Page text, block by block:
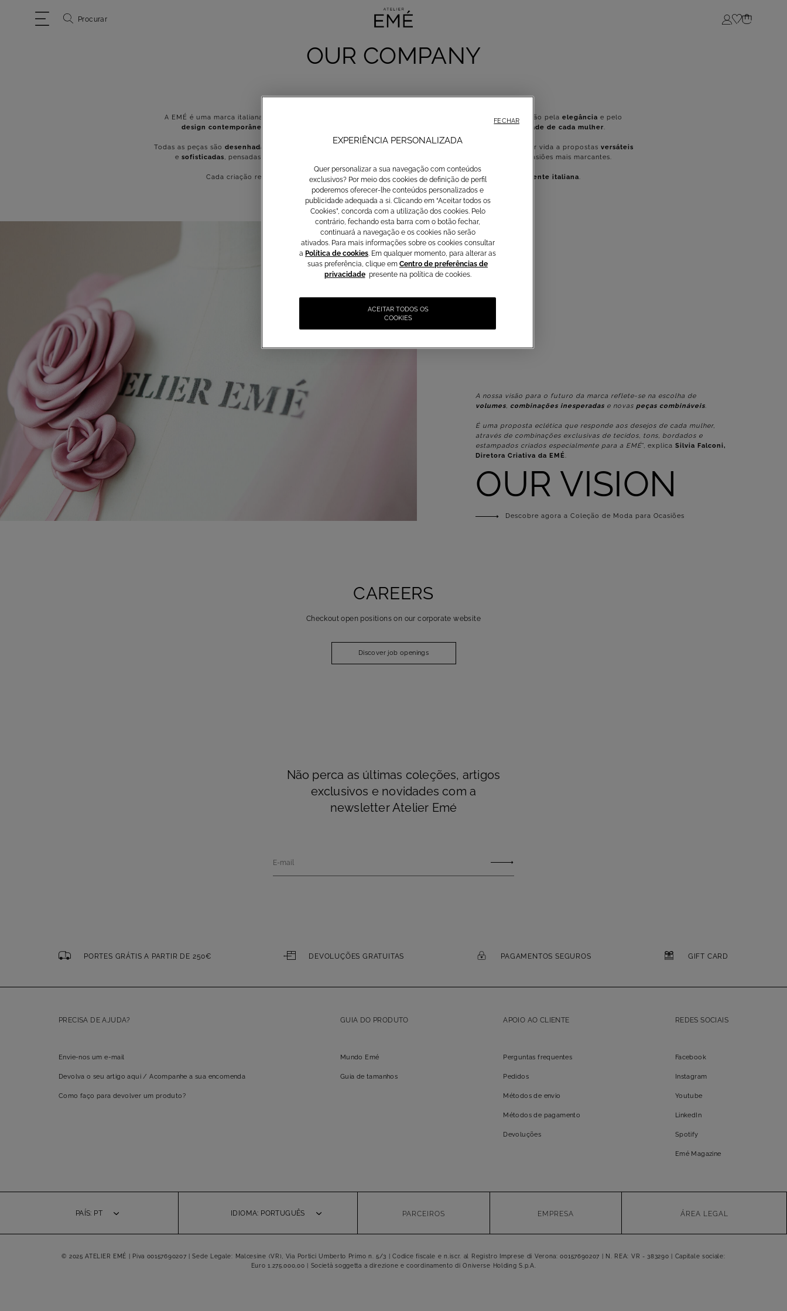
Procurar Login
OUR COMPANY
A EMÉ é uma marca italiana especializada em . Nascida da paixão pela elegância e pelo
design contemporâneo
unicidade de cada mulher.
Todas as peças são desenhadas em Itália , combinando silhuetas refinadas com detalhes modernos para dar vida a propostas versáteis
e sofisticadas, pensadas para acompanhar cada momento especial — da elegância do dia a dia às ocasiões mais marcantes.
Cada criação reflete a identidade distintiva da EMÉ: refinada,contemporâneae autenticamente italiana.
A nossa visão para o futuro da marca reflete-se na escolha de
volumes, combinações inesperadas e novaspeças combináveis.
É uma proposta eclética que responde aos desejos de cada mulher,
através de combinações exclusivas de tecidos, tons, bordados e
estampados criados especialmente para a EMÉ”, explicaSilvia Falconi,
Diretora Criativa da EMÉ.
OUR VISION
Descobre agora a Coleção de Moda para Ocasiões
CAREERS
Checkout open positions on our corporate website
Discover job openings
Não perca as últimas coleções, artigos
exclusivos e novidades com a
newsletter Atelier Emé
E-mail
PORTES GRÁTIS A PARTIR DE 250€ DEVOLUÇÕES GRATUITAS PAGAMENTOS SEGUROS GIFT CARD
PRECISA DE AJUDA?
Envie-nos um e-mail
Devolva o seu artigo aqui / Acompanhe a sua encomenda
Como faço para devolver um produto?
GUIA DO PRODUTO
Mundo Emé
Guia de tamanhos
APOIO AO CLIENTE
Perguntas frequentes
Pedidos
Métodos de envio
Métodos de pagamento
Devoluções
REDES SOCIAIS
Facebook
Instagram
Youtube
LinkedIn
Spotify
Emé Magazine
PAÍS: PT IDIOMA: PORTUGUÊS PARCEIROS EMPRESA ÁREA LEGAL
© 2025 ATELIER EMÉ | Piva 00157690207 | Sede Legale: Malcesine (VR), Via Portici Umberto Primo n. 5/3 | Codice fiscale e n.iscr. al Registro Imprese di Verona: 00157690207 | N. REA: VR - 383290 | Capitale sociale:
Euro 1.275.000,00 | Società soggetta a direzione e coordinamento di Oniverse Holding S.p.A.
EXPERIÊNCIA PERSONALIZADA
Quer personalizar a sua navegação com conteúdos
exclusivos? Por meio dos cookies de definição de perfil
poderemos oferecer-lhe conteúdos personalizados e
publicidade adequada a si. Clicando em “Aceitar todos os
Cookies”, concorda com a utilização dos cookies. Pelo
contrário, fechando esta barra com o botão fechar,
continuará a navegação e os cookies não serão
ativados. Para mais informações sobre os cookies consultar
a Política de cookies. Em qualquer momento, para alterar as
suas preferência, clique em Centro de preferências de
privacidadepresente na política de cookies.
ACEITAR TODOS OS
COOKIES
FECHAR